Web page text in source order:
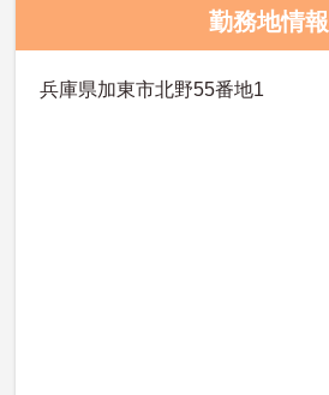
勤務地情報
兵庫県加東市北野55番地1